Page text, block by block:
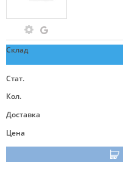
Склад
Стат.
Кол.
Доставка
Цена